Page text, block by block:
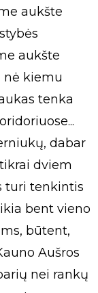
aukšte
aukšte
nė kiemu
tenka
dabar
dviem
turi tenkintis
bent vieno
būtent,
Aušros
nei rankų